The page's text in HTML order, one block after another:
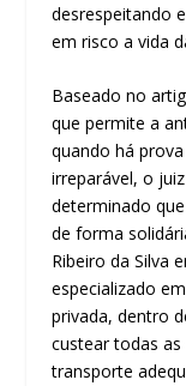
desrespeitando
em risco a vida
Baseado no
que permite a
quando há
irreparável, o
determinado
de forma
Ribeiro da Silva
especializado
privada, dentro
custear todas
transporte